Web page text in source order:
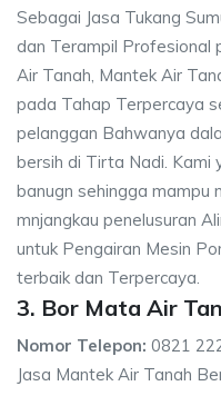
Sebagai Jasa Tukang
dan Terampil Profesional
Air Tanah, Mantek Air
pada Tahap Terpercaya
pelanggan Bahwanya
bersih di Tirta Nadi. Kami
banugn sehingga mampu
mnjangkau penelusuran
untuk Pengairan Mesin
terbaik dan Terpercaya.
3. Bor Mata Air
Nomor Telepon: 0821
Jasa Mantek Air Tanah